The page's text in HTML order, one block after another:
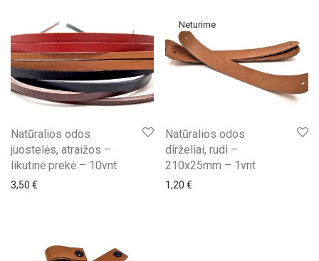
Natūralios odos
juostelės, atraižos –
likutinė prekė – 10vnt
3,50 €
Natūralios odos
dirželiai, rudi –
210x25mm – 1vnt
1,20 €